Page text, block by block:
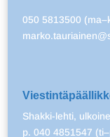
050 5813500
Shakki-lehti,
p. 040 4851547